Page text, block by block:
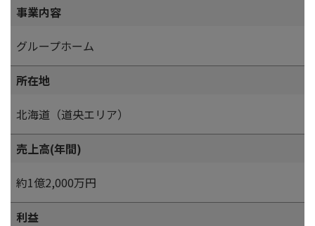
事業内容
グループホーム
所在地
北海道（道央エリア）
売上高(年間)
約1億2,000万円
利益